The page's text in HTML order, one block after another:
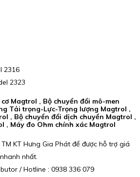
2316
2323
Magtrol , Bộ chuyển đổi mô-men
Tải trọng-Lực-Trọng lượng Magtrol ,
, Bộ chuyển đổi dịch chuyển Magtrol ,
, Máy đo Ohm chính xác Magtrol
KT Hưng Gia Phát để được hỗ trợ giá
nhất.
/ Hotline : 0938 336 079